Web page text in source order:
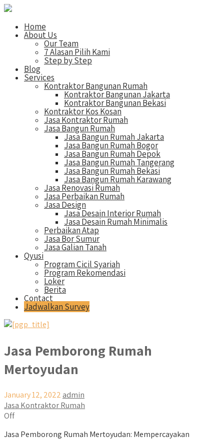
Home
About Us
Our Team
7 Alasan Pilih Kami
Step by Step
Blog
Services
Kontraktor Bangunan Rumah
Kontraktor Bangunan Jakarta
Kontraktor Bangunan Bekasi
Kontraktor Kos Kosan
Jasa Kontraktor Rumah
Jasa Bangun Rumah
Jasa Bangun Rumah Jakarta
Jasa Bangun Rumah Bogor
Jasa Bangun Rumah Depok
Jasa Bangun Rumah Tangerang
Jasa Bangun Rumah Bekasi
Jasa Bangun Rumah Karawang
Jasa Renovasi Rumah
Jasa Perbaikan Rumah
Jasa Design
Jasa Desain Interior Rumah
Jasa Desain Rumah Minimalis
Perbaikan Atap
Jasa Bor Sumur
Jasa Galian Tanah
Qyusi
Program Cicil Syariah
Program Rekomendasi
Loker
Berita
Contact
Jadwalkan Survey
Jasa Pemborong Rumah
Mertoyudan
January 12, 2022 admin
Jasa Kontraktor Rumah
Off
Jasa Pemborong Rumah Mertoyudan: Mempercayakan